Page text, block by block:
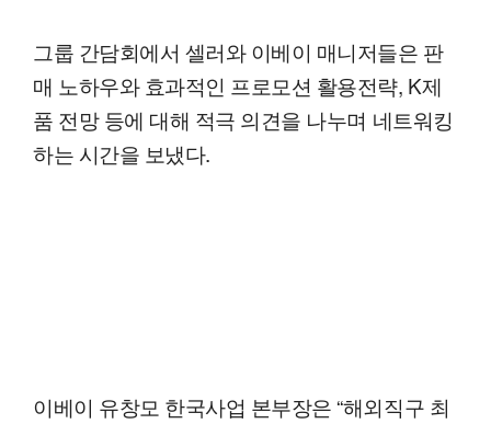
그룹 간담회에서 셀러와 이베이 매니저들은 판
매 노하우와 효과적인 프로모션 활용전략, K제
품 전망 등에 대해 적극 의견을 나누며 네트워킹
하는 시간을 보냈다.
이베이 유창모 한국사업 본부장은 “해외직구 최